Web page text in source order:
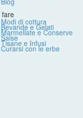
fare
Modi di cottura
Bevande e Gelati
Marmellate e Conserve
Salse
Tisane e Infusi
Curarsi con le erbe